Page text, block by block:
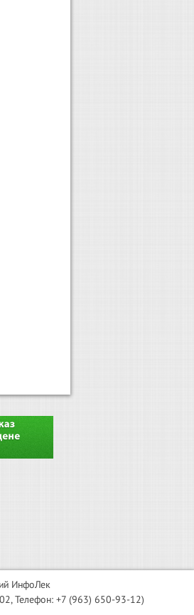
ИнфоЛек
Телефон: +7 (963) 650-93-12)